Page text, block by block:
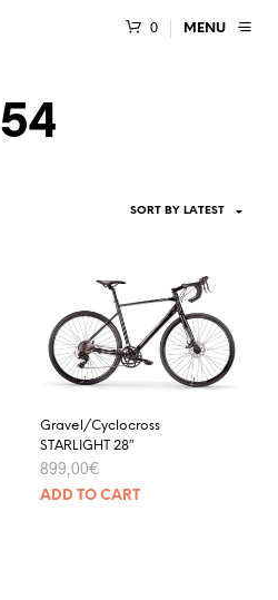
0 MENU
54
Gravel/Cyclocross
STARLIGHT 28″
899,00€
ADD TO CART